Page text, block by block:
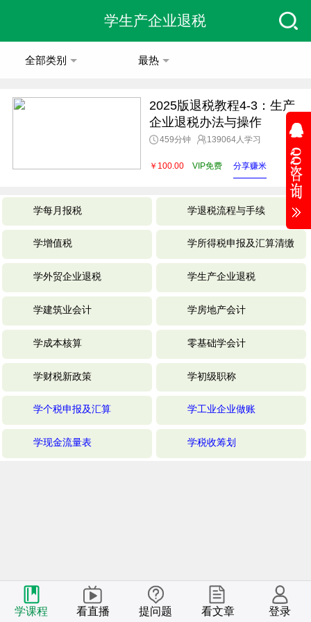
学生产企业退税
全部类别 最热
2025版退税教程4-3：生产
企业退税办法与操作
459分钟 139064人学习
￥100.00 VIP免费 分享赚米
学每月报税 学退税流程与手续
学增值税 学所得税申报及汇算清缴
学外贸企业退税 学生产企业退税
学建筑业会计 学房地产会计
学成本核算 零基础学会计
学财税新政策 学初级职称
学个税申报及汇算 学工业企业做账
学现金流量表 学税收筹划
学课程 看直播 提问题 看文章 登录